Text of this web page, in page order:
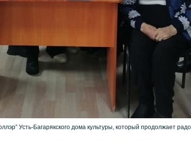
Усть-Багарякского дома культуры, который продолжает